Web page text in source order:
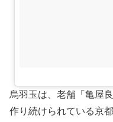
烏羽玉は、老舗「亀屋
作り続けられている京